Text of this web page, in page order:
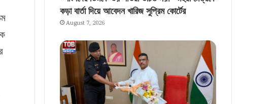
কড়া বার্তা দিয়ে আবেদন খারিজ সুপ্রিম কোর্টের
August 7, 2026